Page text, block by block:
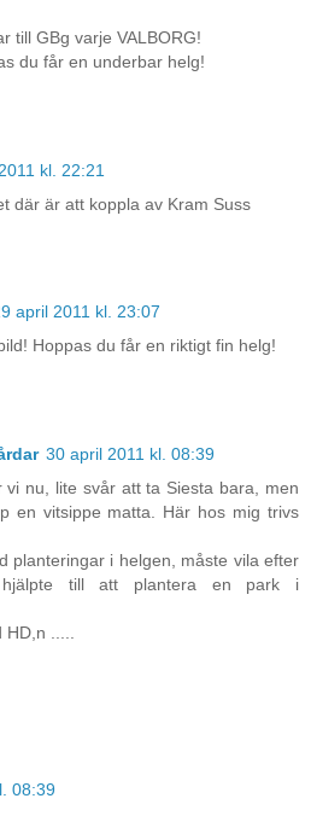
till GBg varje VALBORG!
du får en underbar helg!
kl. 22:21
där är att koppla av Kram Suss
april 2011 kl. 23:07
Hoppas du får en riktigt fin helg!
30 april 2011 kl. 08:39
vi nu, lite svår att ta Siesta bara, men
en vitsippe matta. Här hos mig trivs
planteringar i helgen, måste vila efter
till att plantera en park i
HD,n .....
08:39